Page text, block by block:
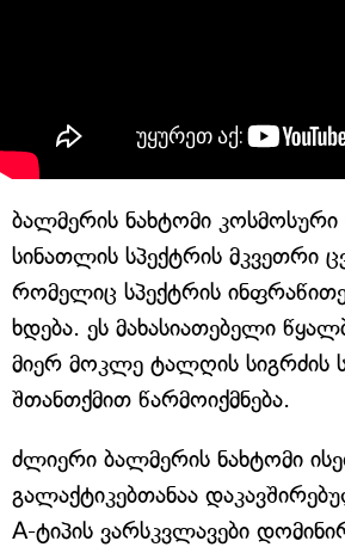
ბალმერის ნახტომი კოსმოსური
სინათლის სპექტრის მკვეთრი
რომელიც სპექტრის
ხდება. ეს მახასიათებელი
მიერ მოკლე ტალღის სიგრძის
შთანთქმით წარმოიქმნება.
ძლიერი ბალმერის ნახტომი
გალაქტიკებთანაა
A-ტიპის ვარსკვლავები